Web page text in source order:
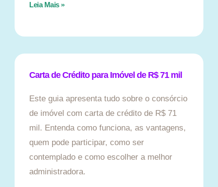
Leia Mais »
Carta de Crédito para Imóvel de R$ 71 mil
Este guia apresenta tudo sobre o consórcio
de imóvel com carta de crédito de R$ 71
mil. Entenda como funciona, as vantagens,
quem pode participar, como ser
contemplado e como escolher a melhor
administradora.